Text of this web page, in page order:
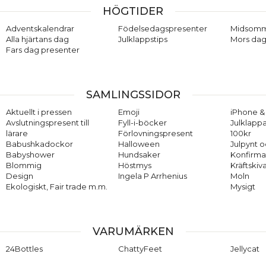
HÖGTIDER
Adventskalendrar
Alla hjärtans dag
Fars dag presenter
Födelsedagspresenter
Julklappstips
Mors
SAMLINGSSIDOR
Aktuellt i pressen
Avslutningspresent till
lärare
Babushkadockor
Babyshower
Blommig
Design
Ekologiskt, Fair trade m.m.
Emoji
Fyll-i-böcker
Förlovningspresent
Halloween
Hundsaker
Höstmys
Ingela P Arrhenius
iPhone
100kr
Julpynt
Moln
Mysigt
VARUMÄRKEN
24Bottles
ChattyFeet
Jellycat